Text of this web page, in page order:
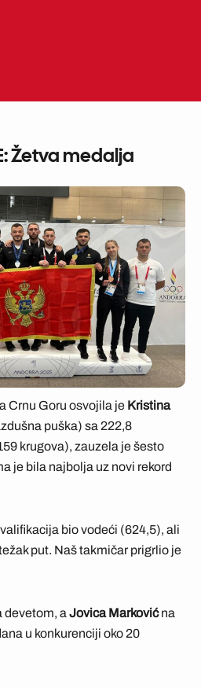
Žetva medalja
Crnu Goru osvojila je Kristina
puška) sa 222,8
krugova), zauzela je šesto
je bila najbolja uz novi rekord
bio vodeći (624,5), ali
put. Naš takmičar prigrlio je
devetom, a Jovica Markovićna
u konkurenciji oko 20